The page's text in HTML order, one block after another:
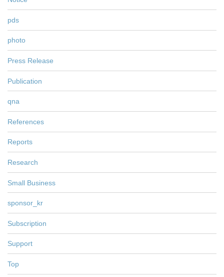
pds
photo
Press Release
Publication
qna
References
Reports
Research
Small Business
sponsor_kr
Subscription
Support
Top